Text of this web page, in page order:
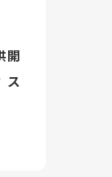
開